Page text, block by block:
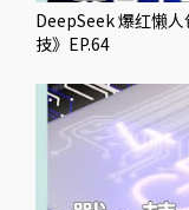
DeepSeek 爆红懒
技》EP.64